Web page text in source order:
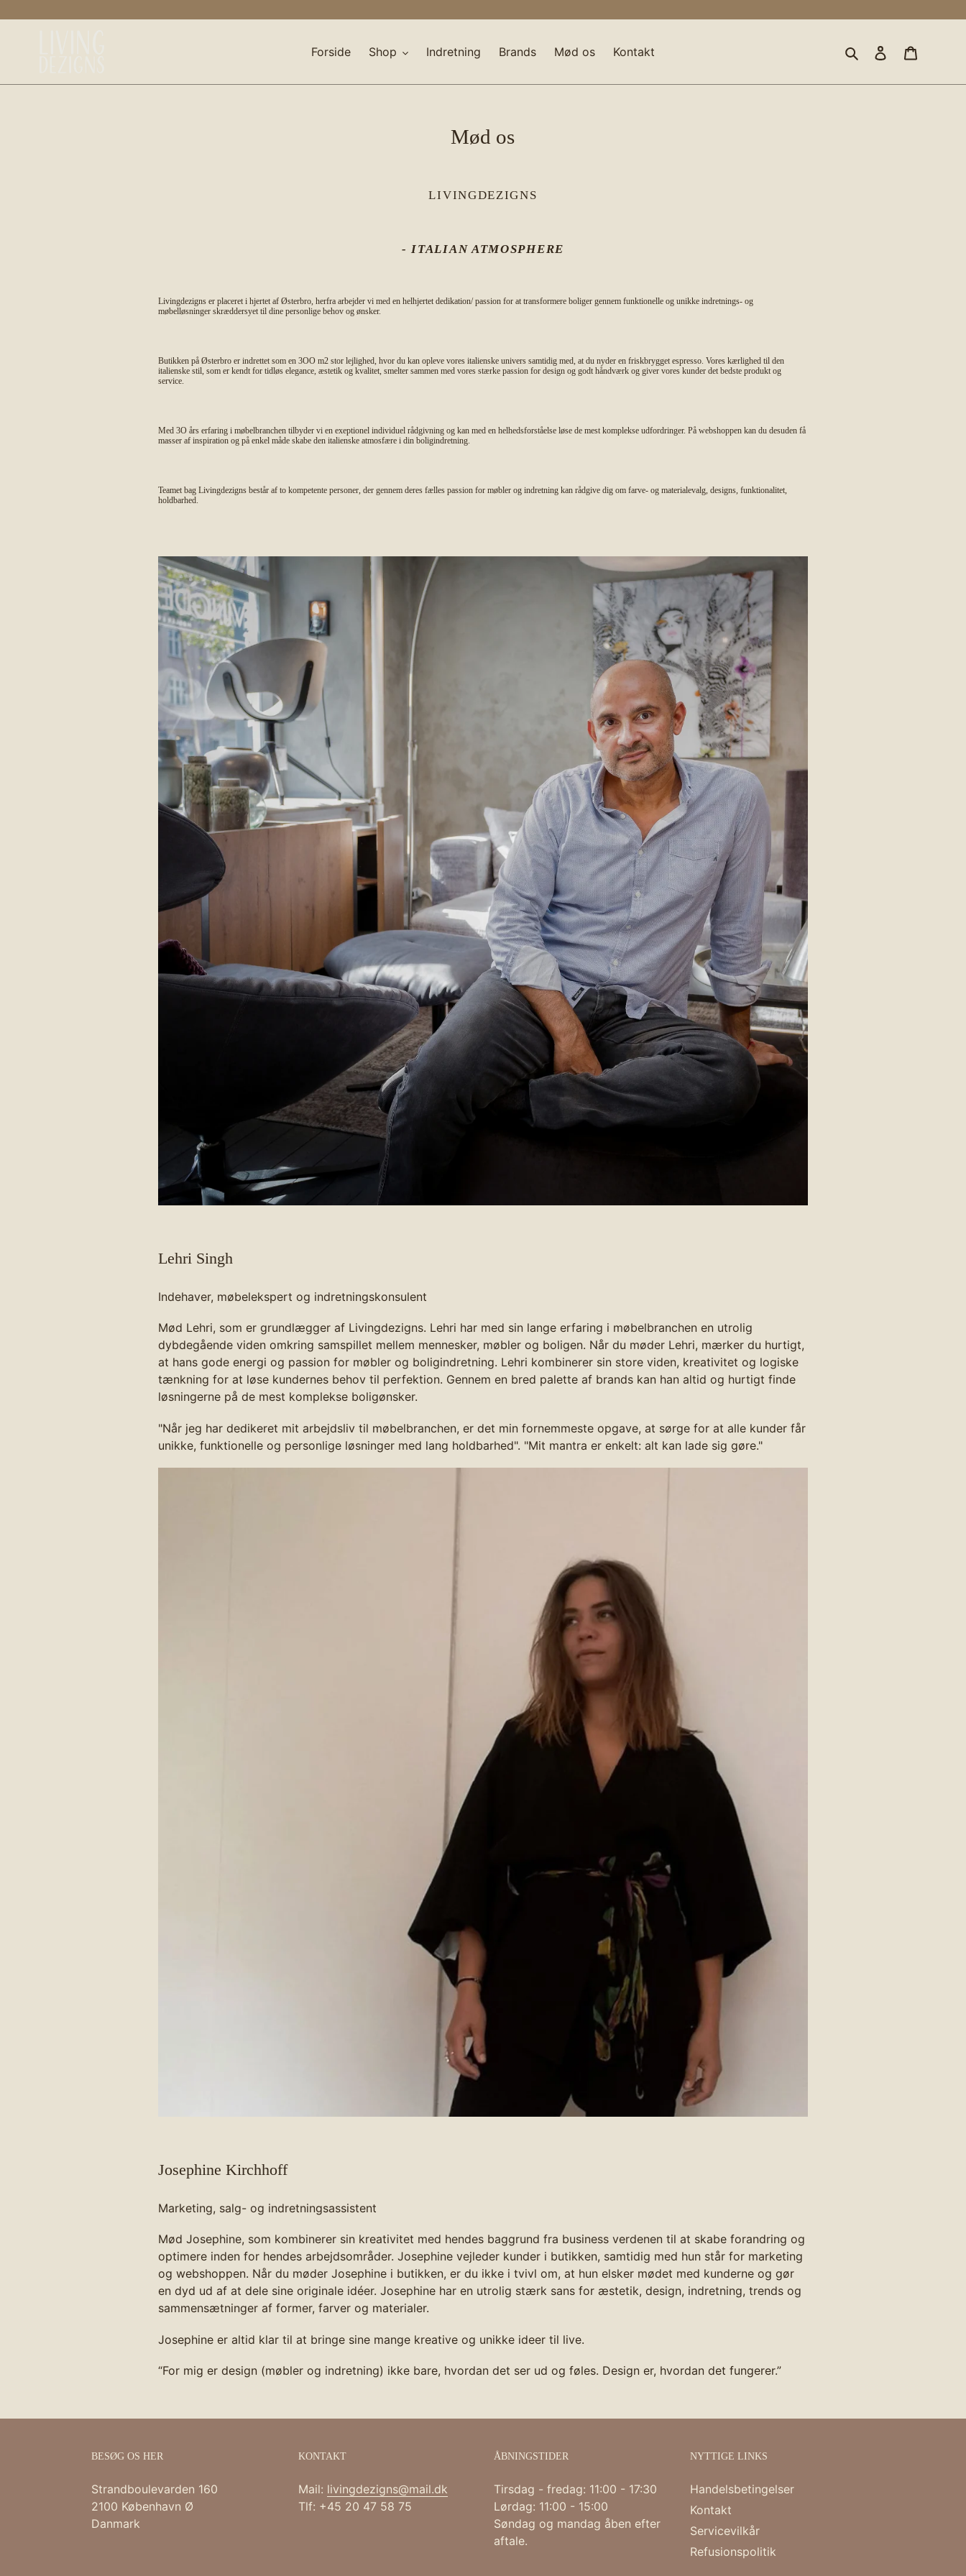
Forside Shop Indretning Brands Mød os Kontakt Søg Log ind
Mød os
LIVINGDEZIGNS
- ITALIAN ATMOSPHERE
Livingdezigns er placeret i hjertet af Østerbro, herfra arbejder vi med en helhjertet dedikation/ passion for at transformere boliger gennem funktionelle og unikke indretnings- og
møbelløsninger skræddersyet til dine personlige behov og ønsker.
Butikken på Østerbro er indrettet som en 3OO m2 stor lejlighed, hvor du kan opleve vores italienske univers samtidig med, at du nyder en friskbrygget espresso. Vores kærlighed til den
italienske stil, som er kendt for tidløs elegance, æstetik og kvalitet, smelter sammen med vores stærke passion for design og godt håndværk og giver vores kunder det bedste produkt og
service.
Med 3O års erfaring i møbelbranchen tilbyder vi en exeptionel individuel rådgivning og kan med en helhedsforståelse løse de mest komplekse udfordringer. På webshoppen kan du desuden få
masser af inspiration og på enkel måde skabe den italienske atmosfære i din boligindretning.
Teamet bag Livingdezigns består af to kompetente personer, der gennem deres fælles passion for møbler og indretning kan rådgive dig om farve- og materialevalg, designs, funktionalitet,
holdbarhed.
Lehri Singh
Indehaver, møbelekspert og indretningskonsulent
Mød Lehri, som er grundlægger af Livingdezigns. Lehri har med sin lange erfaring i møbelbranchen en utrolig
dybdegående viden omkring samspillet mellem mennesker, møbler og boligen. Når du møder Lehri, mærker du hurtigt,
at hans gode energi og passion for møbler og boligindretning. Lehri kombinerer sin store viden, kreativitet og logiske
tænkning for at løse kundernes behov til perfektion. Gennem en bred palette af brands kan han altid og hurtigt finde
løsningerne på de mest komplekse boligønsker.
"Når jeg har dedikeret mit arbejdsliv til møbelbranchen, er det min fornemmeste opgave, at sørge for at alle kunder får
unikke, funktionelle og personlige løsninger med lang holdbarhed". "Mit mantra er enkelt: alt kan lade sig gøre."
Josephine Kirchhoff
Marketing, salg- og indretningsassistent
Mød Josephine, som kombinerer sin kreativitet med hendes baggrund fra business verdenen til at skabe forandring og
optimere inden for hendes arbejdsområder. Josephine vejleder kunder i butikken, samtidig med hun står for marketing
og webshoppen. Når du møder Josephine i butikken, er du ikke i tvivl om, at hun elsker mødet med kunderne og gør
en dyd ud af at dele sine originale idéer. Josephine har en utrolig stærk sans for æstetik, design, indretning, trends og
sammensætninger af former, farver og materialer.
Josephine er altid klar til at bringe sine mange kreative og unikke ideer til live.
“For mig er design (møbler og indretning) ikke bare, hvordan det ser ud og føles. Design er, hvordan det fungerer.”
BESØG OS HER
Strandboulevarden 160
2100 København Ø
Danmark
KONTAKT
Mail: livingdezigns@mail.dk
Tlf: +45 20 47 58 75
ÅBNINGSTIDER
Tirsdag - fredag: 11:00 - 17:30
Lørdag: 11:00 - 15:00
Søndag og mandag åben efter
aftale.
NYTTIGE LINKS
Handelsbetingelser
Kontakt
Servicevilkår
Refusionspolitik